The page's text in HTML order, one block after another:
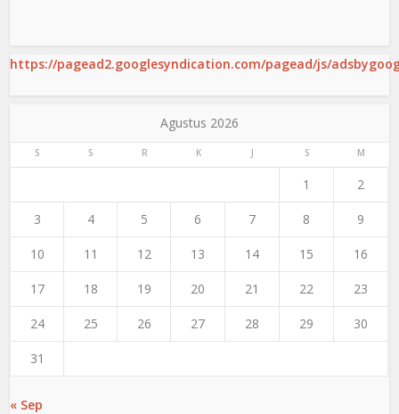
https://pagead2.googlesyndication.com/pagead/js/
Agustus 2026
S S R K J S M
1 2
3 4 5 6 7 8 9
10 11 12 13 14 15 16
17 18 19 20 21 22 23
24 25 26 27 28 29 30
31
« Sep